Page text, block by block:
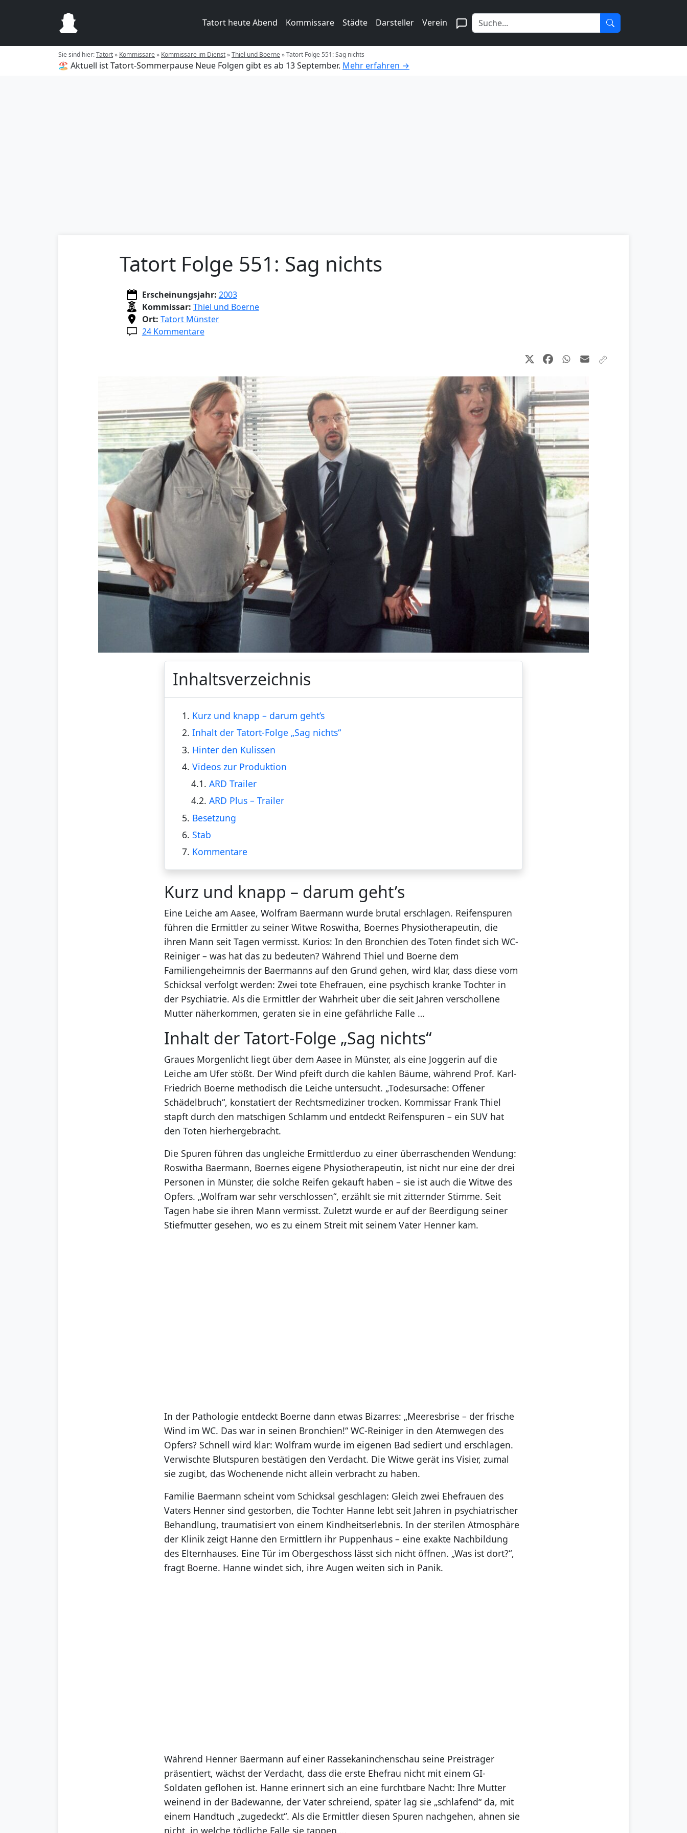
Tatort heute Abend Kommissare Städte Darsteller Verein
Sie sind hier:Tatort» Kommissare» Kommissare im Dienst»Thiel und Boerne»Tatort Folge 551: Sag nichts
🏖️ Aktuell ist Tatort-Sommerpause Neue Folgen gibt es ab 13 September. Mehr erfahren →
Tatort Folge 551: Sag nichts
Erscheinungsjahr: 2003
Kommissar: Thiel und Boerne
Ort: Tatort Münster
24 Kommentare
Inhaltsverzeichnis
1. Kurz und knapp – darum geht’s
2. Inhalt der Tatort-Folge „Sag nichts“
3. Hinter den Kulissen
4. Videos zur Produktion
4.1. ARD Trailer
4.2. ARD Plus – Trailer
5. Besetzung
6. Stab
7. Kommentare
Kurz und knapp – darum geht’s
Eine Leiche am Aasee, Wolfram Baermann wurde brutal erschlagen. Reifenspuren
führen die Ermittler zu seiner Witwe Roswitha, Boernes Physiotherapeutin, die
ihren Mann seit Tagen vermisst. Kurios: In den Bronchien des Toten findet sich WC-
Reiniger – was hat das zu bedeuten? Während Thiel und Boerne dem
Familiengeheimnis der Baermanns auf den Grund gehen, wird klar, dass diese vom
Schicksal verfolgt werden: Zwei tote Ehefrauen, eine psychisch kranke Tochter in
der Psychiatrie. Als die Ermittler der Wahrheit über die seit Jahren verschollene
Mutter näherkommen, geraten sie in eine gefährliche Falle …
Inhalt der Tatort-Folge „Sag nichts“
Graues Morgenlicht liegt über dem Aasee in Münster, als eine Joggerin auf die
Leiche am Ufer stößt. Der Wind pfeift durch die kahlen Bäume, während Prof. Karl-
Friedrich Boerne methodisch die Leiche untersucht. „Todesursache: Offener
Schädelbruch“, konstatiert der Rechtsmediziner trocken. Kommissar Frank Thiel
stapft durch den matschigen Schlamm und entdeckt Reifenspuren – ein SUV hat
den Toten hierhergebracht.
Die Spuren führen das ungleiche Ermittlerduo zu einer überraschenden Wendung:
Roswitha Baermann, Boernes eigene Physiotherapeutin, ist nicht nur eine der drei
Personen in Münster, die solche Reifen gekauft haben – sie ist auch die Witwe des
Opfers. „Wolfram war sehr verschlossen“, erzählt sie mit zitternder Stimme. Seit
Tagen habe sie ihren Mann vermisst. Zuletzt wurde er auf der Beerdigung seiner
Stiefmutter gesehen, wo es zu einem Streit mit seinem Vater Henner kam.
In der Pathologie entdeckt Boerne dann etwas Bizarres: „Meeresbrise – der frische
Wind im WC. Das war in seinen Bronchien!“ WC-Reiniger in den Atemwegen des
Opfers? Schnell wird klar: Wolfram wurde im eigenen Bad sediert und erschlagen.
Verwischte Blutspuren bestätigen den Verdacht. Die Witwe gerät ins Visier, zumal
sie zugibt, das Wochenende nicht allein verbracht zu haben.
Familie Baermann scheint vom Schicksal geschlagen: Gleich zwei Ehefrauen des
Vaters Henner sind gestorben, die Tochter Hanne lebt seit Jahren in psychiatrischer
Behandlung, traumatisiert von einem Kindheitserlebnis. In der sterilen Atmosphäre
der Klinik zeigt Hanne den Ermittlern ihr Puppenhaus – eine exakte Nachbildung
des Elternhauses. Eine Tür im Obergeschoss lässt sich nicht öffnen. „Was ist dort?“,
fragt Boerne. Hanne windet sich, ihre Augen weiten sich in Panik.
Während Henner Baermann auf einer Rassekaninchenschau seine Preisträger
präsentiert, wächst der Verdacht, dass die erste Ehefrau nicht mit einem GI-
Soldaten geflohen ist. Hanne erinnert sich an eine furchtbare Nacht: Ihre Mutter
weinend in der Badewanne, der Vater schreiend, später lag sie „schlafend“ da, mit
einem Handtuch „zugedeckt“. Als die Ermittler diesen Spuren nachgehen, ahnen sie